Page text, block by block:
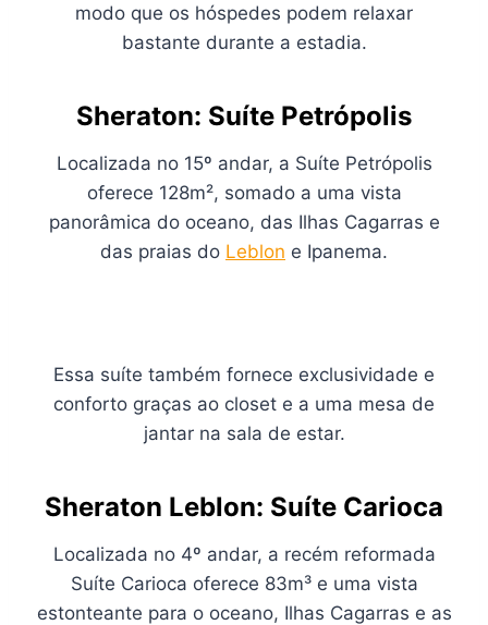
modo que os hóspedes podem relaxar
bastante durante a estadia.
Sheraton: Suíte Petrópolis
Localizada no 15º andar, a Suíte Petrópolis
oferece 128m², somado a uma vista
panorâmica do oceano, das Ilhas Cagarras e
das praias do Leblon e Ipanema.
Essa suíte também fornece exclusividade e
conforto graças ao closet e a uma mesa de
jantar na sala de estar.
Sheraton Leblon: Suíte Carioca
Localizada no 4º andar, a recém reformada
Suíte Carioca oferece 83m³ e uma vista
estonteante para o oceano, Ilhas Cagarras e as